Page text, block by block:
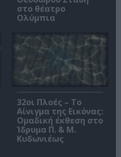
στο θέατρο
Ολύμπια
32οι Πλοές – Το
Αίνιγμα της Εικόνας:
Ομαδική έκθεση στο
Ίδρυμα Π. & Μ.
Κυδωνιέως